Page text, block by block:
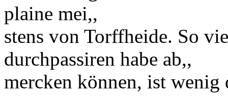
plaine mei,,
stens von Torffheide. So
durchpassiren habe ab,,
mercken können, ist